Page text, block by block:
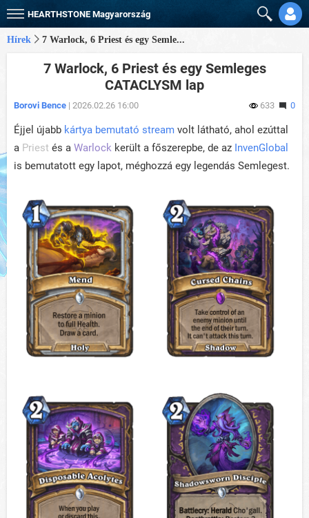
HEARTHSTONE Magyarország
Hírek 7 Warlock, 6 Priest és egy Semle...
7 Warlock, 6 Priest és egy Semleges
CATACLYSM lap
Borovi Bence | 2026.02.26 16:00 633 0
Éjjel újabb kártya bemutató stream volt látható, ahol ezúttal
a Priest és a Warlock került a főszerepbe, de az InvenGlobal
is bemutatott egy lapot, méghozzá egy legendás Semlegest.